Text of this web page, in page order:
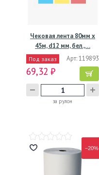
Чековая лента 80мм х
45м, d12 мм, бел.,…
Под заказ Арт: 119893
69,32 ₽
за рулон
−20%